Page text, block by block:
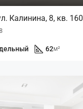
Калинина, 8, кв. 160
62м²